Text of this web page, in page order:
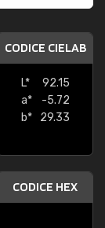
CODICE CIELAB
L*
92.15
a*
-5.72
b*
29.33
CODICE HEX